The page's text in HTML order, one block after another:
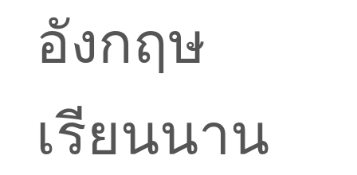
อังกฤษ
เรียนนาน